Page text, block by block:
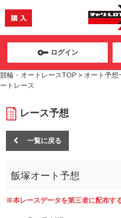
ログイン
競輪・オートレースTOP > オート予想
ートレース
レース予想
一覧に戻る
飯塚オート予想
※本レースデータを第三者に配布す